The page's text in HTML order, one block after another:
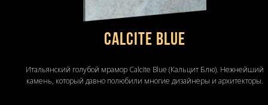
Calcite Blue
Итальянский голубой мрамор Calcite Blue (Кальцит Блю). Нежнейший
камень, который давно полюбили многие дизайнеры и архитекторы.